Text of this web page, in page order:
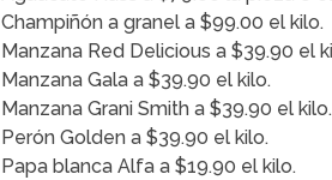
Champiñón a granel a $99.00 el kilo.
Manzana Red Delicious a $39.90 el
Manzana Gala a $39.90 el kilo.
Manzana Grani Smith a $39.90 el kilo.
Perón Golden a $39.90 el kilo.
Papa blanca Alfa a $19.90 el kilo.